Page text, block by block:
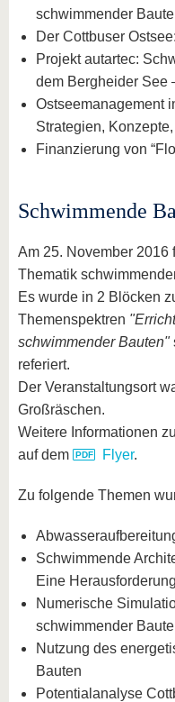
schwimmender
Der Cottbuser
Projekt autartec:
dem Bergheider See
Ostseemanagement
Strategien,
Finanzierung von
Schwimmende
Am 25. November 2016
Thematik
Es wurde in 2 Blöcken
Themenspektren
schwimmender Bauten"
referiert.
Der Veranstaltungsort
Großräschen.
Weitere Informationen
auf dem
Flyer.
Zu folgende Themen
Schwimmende
Eine
Numerische
schwimmender
Nutzung des
Bauten
Potentialanalyse